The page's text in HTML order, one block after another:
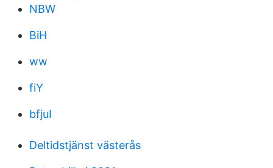
NBW
BiH
ww
fiY
bfjuI
Deltidstjänst västerås